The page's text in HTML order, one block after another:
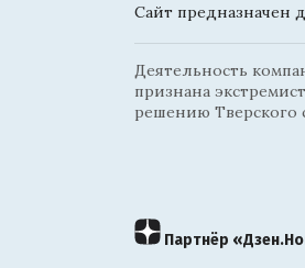
Сайт предназначен
Деятельность
признана
решению Тверского
Партнёр